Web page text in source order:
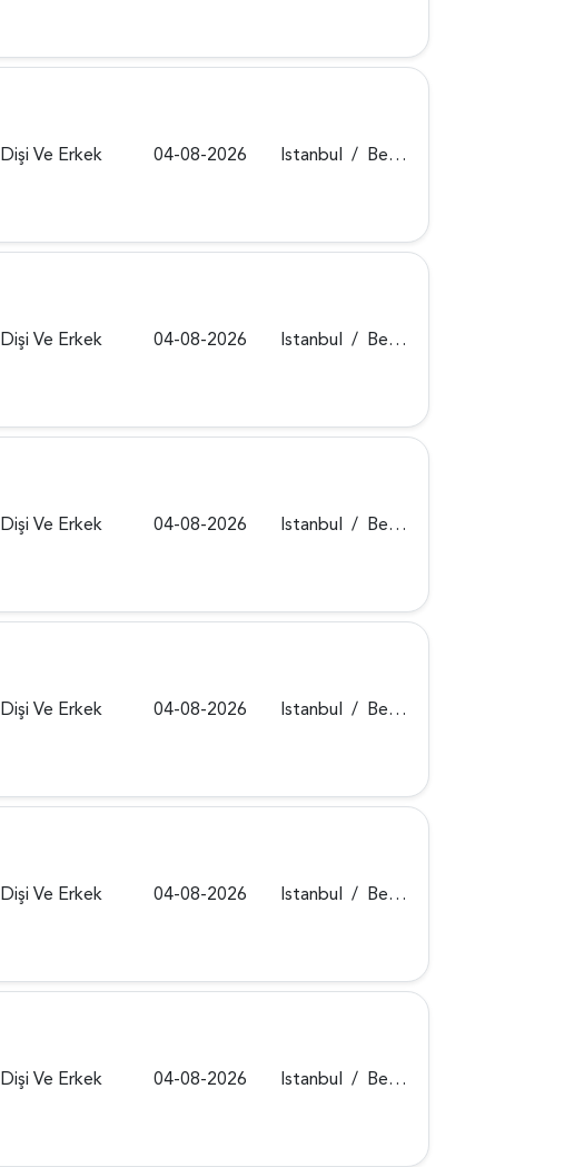
Dişi Ve Erkek 04-08-2026 Istanbul / Beykoz
Dişi Ve Erkek 04-08-2026 Istanbul / Beykoz
Dişi Ve Erkek 04-08-2026 Istanbul / Beykoz
Dişi Ve Erkek 04-08-2026 Istanbul / Beykoz
Dişi Ve Erkek 04-08-2026 Istanbul / Beykoz
Dişi Ve Erkek 04-08-2026 Istanbul / Beykoz